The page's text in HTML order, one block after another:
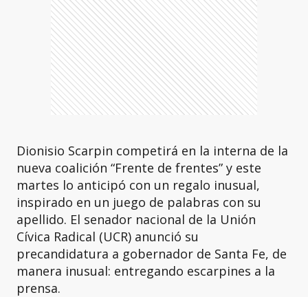
Dionisio Scarpin competirá en la interna de la
nueva coalición “Frente de frentes” y este
martes lo anticipó con un regalo inusual,
inspirado en un juego de palabras con su
apellido. El senador nacional de la Unión
Cívica Radical (UCR) anunció su
precandidatura a gobernador de Santa Fe, de
manera inusual: entregando escarpines a la
prensa.